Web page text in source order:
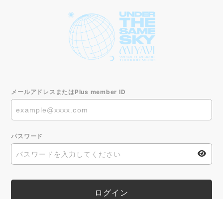
メールアドレスまたはPlus member ID
パスワード